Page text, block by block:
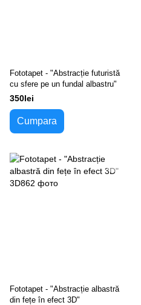
Fototapet - "Abstracție futuristă
cu sfere pe un fundal albastru"
350lei
Cumpara
Fototapet - "Abstracție albastră
din fețe în efect 3D"